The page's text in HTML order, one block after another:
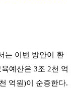
는 이번 방안이 환
예산은 3조 2천 억
천 억원)이 순증한다.